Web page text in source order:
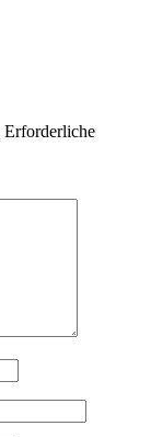
Erforderliche